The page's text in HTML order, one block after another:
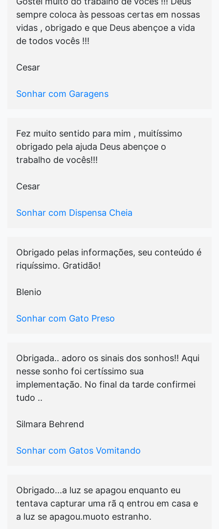
sempre coloca às pessoas certas em nossas
vidas , obrigado e que Deus abençoe a vida
de todos vocês !!!
Cesar
Sonhar com Garagens
Fez muito sentido para mim , muitíssimo
obrigado pela ajuda Deus abençoe o
trabalho de vocês!!!
Cesar
Sonhar com Dispensa Cheia
Obrigado pelas informações, seu conteúdo é
riquíssimo. Gratidão!
Blenio
Sonhar com Gato Preso
Obrigada.. adoro os sinais dos sonhos!! Aqui
nesse sonho foi certíssimo sua
implementação. No final da tarde confirmei
tudo ..
Silmara Behrend
Sonhar com Gatos Vomitando
Obrigado...a luz se apagou enquanto eu
tentava capturar uma rã q entrou em casa e
a luz se apagou.muoto estranho.